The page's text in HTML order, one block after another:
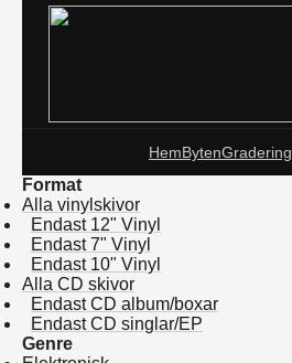
HemBytenGradering
Format
Alla vinylskivor
Endast 12" Vinyl
Endast 7" Vinyl
Endast 10" Vinyl
Alla CD skivor
Endast CD album/boxar
Endast CD singlar/EP
Genre